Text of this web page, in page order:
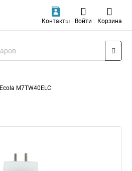
Контакты Войти Корзина
Ecola M7TW40ELC